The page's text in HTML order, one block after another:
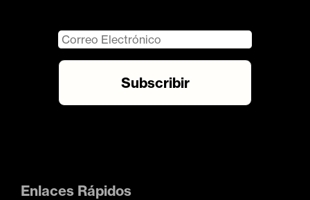
Enlaces Rápidos